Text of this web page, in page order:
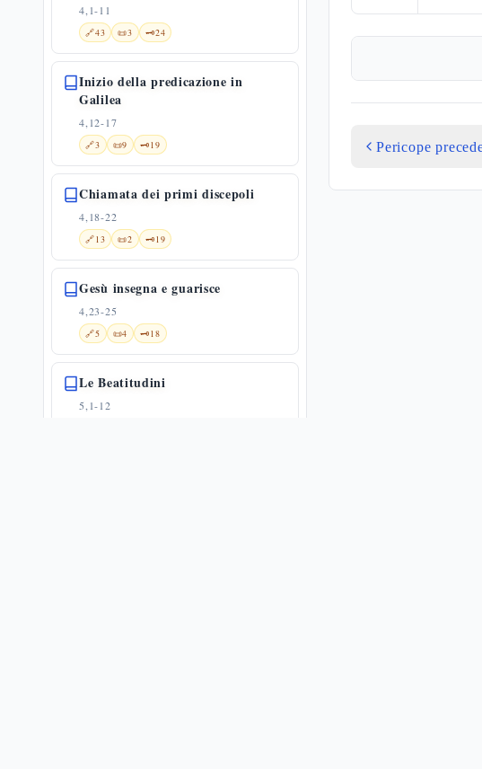
4,1-11
🔗43 📜3 🗝️24
Inizio della predicazione in
Galilea
4,12-17
🔗3 📜9 🗝️19
Chiamata dei primi discepoli
4,18-22
🔗13 📜2 🗝️19
Gesù insegna e guarisce
4,23-25
🔗5 📜4 🗝️18
Le Beatitudini
5,1-12
Pericope